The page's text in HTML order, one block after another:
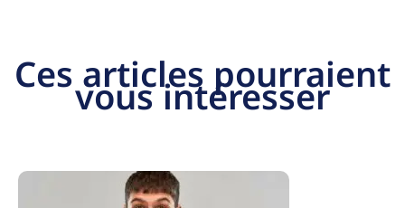
Ces articles pourraient
vous intéresser